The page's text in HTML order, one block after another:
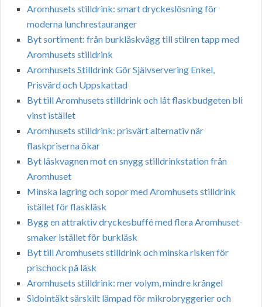
Aromhusets stilldrink: smart dryckeslösning för
moderna lunchrestauranger
Byt sortiment: från burkläskvägg till stilren tapp med
Aromhusets stilldrink
Aromhusets Stilldrink Gör Självservering Enkel,
Prisvärd och Uppskattad
Byt till Aromhusets stilldrink och låt flaskbudgeten bli
vinst istället
Aromhusets stilldrink: prisvärt alternativ när
flaskpriserna ökar
Byt läskvagnen mot en snygg stilldrinkstation från
Aromhuset
Minska lagring och sopor med Aromhusets stilldrink
istället för flaskläsk
Bygg en attraktiv dryckesbuffé med flera Aromhuset-
smaker istället för burkläsk
Byt till Aromhusets stilldrink och minska risken för
prischock på läsk
Aromhusets stilldrink: mer volym, mindre krångel
Sidointäkt särskilt lämpad för mikrobryggerier och